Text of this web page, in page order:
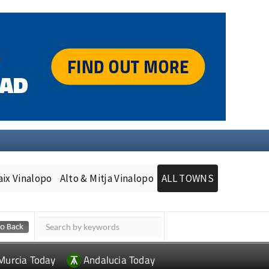
Vinalopo Alto & Mitja Vinalopo ALL TOWNS
Today Andalucia Today